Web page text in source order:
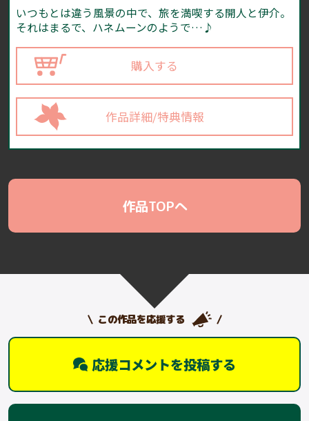
いつもとは違う風景の中で、旅を満喫する開人と伊介。
それはまるで、ハネムーンのようで…♪
購入する
作品詳細/特典情報
作品TOPへ
この作品を応援する
応援コメントを投稿する